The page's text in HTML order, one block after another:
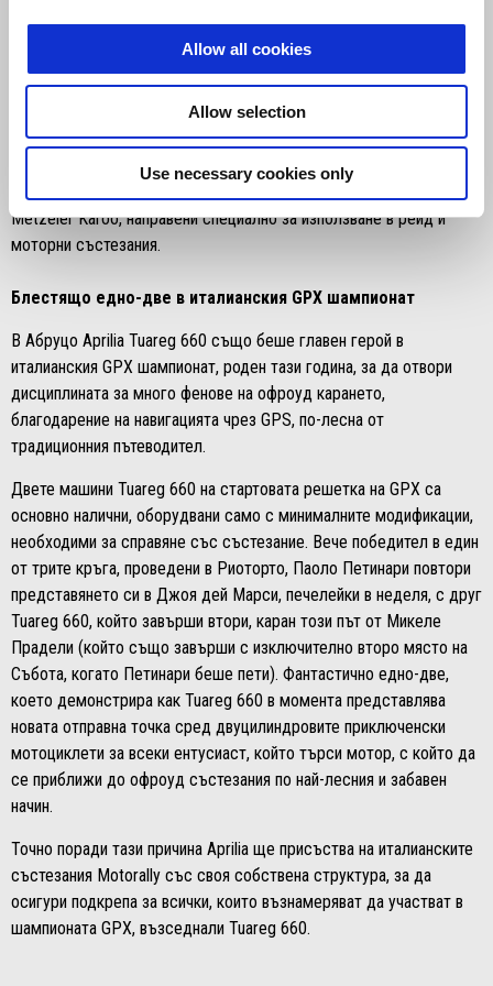
Allow all cookies
Allow selection
Use necessary cookies only
окачване Öhlins by Andreani, изцяло титаниева изпускателна
система SC Project и специфичен въздушен филтър Sprint Filter.
Сътрудничеството с Metzeler беше безценно, тъй като те все
повече се интересуват от двуцилиндровия приключенски свят и
избраха Aprilia да разработи продуктите за бъдещ ангажимент в
рали рейдовете. В Gioia dei Marsi Tuareg 660 спечели с гуми
Metzeler Karoo, направени специално за използване в рейд и
моторни състезания.
Блестящо едно-две в италианския GPX шампионат
В Абруцо Aprilia Tuareg 660 също беше главен герой в
италианския GPX шампионат, роден тази година, за да отвори
дисциплината за много фенове на офроуд карането,
благодарение на навигацията чрез GPS, по-лесна от
традиционния пътеводител.
Двете машини Tuareg 660 на стартовата решетка на GPX са
основно налични, оборудвани само с минималните модификации,
необходими за справяне със състезание. Вече победител в един
от трите кръга, проведени в Риоторто, Паоло Петинари повтори
представянето си в Джоя дей Марси, печелейки в неделя, с друг
Tuareg 660, който завърши втори, каран този път от Микеле
Прадели (който също завърши с изключително второ място на
Събота, когато Петинари беше пети). Фантастично едно-две,
което демонстрира как Tuareg 660 в момента представлява
новата отправна точка сред двуцилиндровите приключенски
мотоциклети за всеки ентусиаст, който търси мотор, с който да
се приближи до офроуд състезания по най-лесния и забавен
начин.
Точно поради тази причина Aprilia ще присъства на италианските
състезания Motorally със своя собствена структура, за да
осигури подкрепа за всички, които възнамеряват да участват в
шампионата GPX, възседнали Tuareg 660.